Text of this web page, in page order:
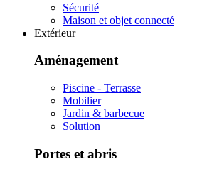
Sécurité
Maison et objet connecté
Extérieur
Aménagement
Piscine - Terrasse
Mobilier
Jardin & barbecue
Solution
Portes et abris